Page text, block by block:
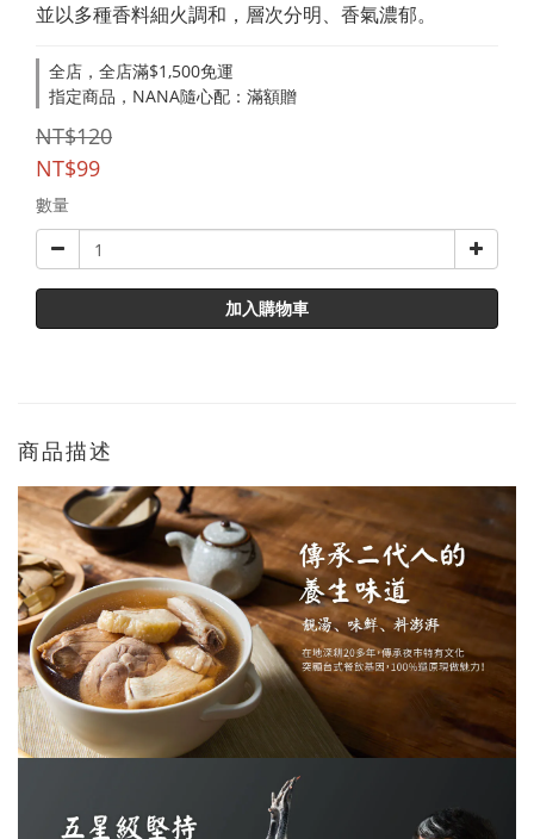
並以多種香料細火調和，層次分明、香氣濃郁。
全店，全店滿$1,500免運
指定商品，NANA隨心配：滿額贈
NT$120
NT$99
數量
加入購物車
商品描述